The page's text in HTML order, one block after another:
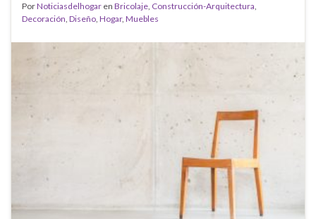
PorNoticiasdelhogar en Bricolaje Construcción-Arquitectura
Decoración Diseño Hogar, Muebles